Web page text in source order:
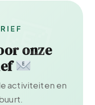
onze
activiteiten en